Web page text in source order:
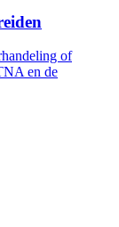
of
en de